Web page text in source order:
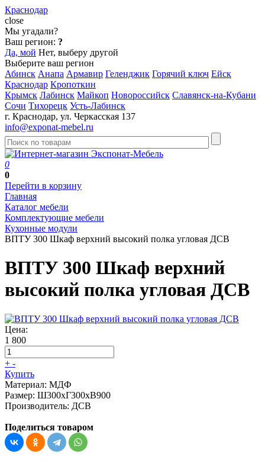
Краснодар
close
Мы угадали?
Ваш регион: ?
Да, мой Нет, выберу другой
Выберите ваш регион
Абинск Анапа Армавир Геленджик Горячий ключ Ейск
Краснодар Кропоткин
Крымск Лабинск Майкоп Новороссийск Славянск-на-Кубани
Сочи Тихорецк Усть-Лабинск
г. Краснодар, ул. Черкасская 137
info@exponat-mebel.ru
0
0
Перейти в корзину
Главная
Каталог мебели
Комплектующие мебели
Кухонные модули
ВПТУ 300 Шкаф верхний высокий полка угловая ДСВ
ВПТУ 300 Шкаф верхний
высокий полка угловая ДСВ
Цена:
1 800
+ -
Купить
Материал: МДФ
Размер: Ш300хГ300хВ900
Производитель: ДСВ
Поделиться товаром